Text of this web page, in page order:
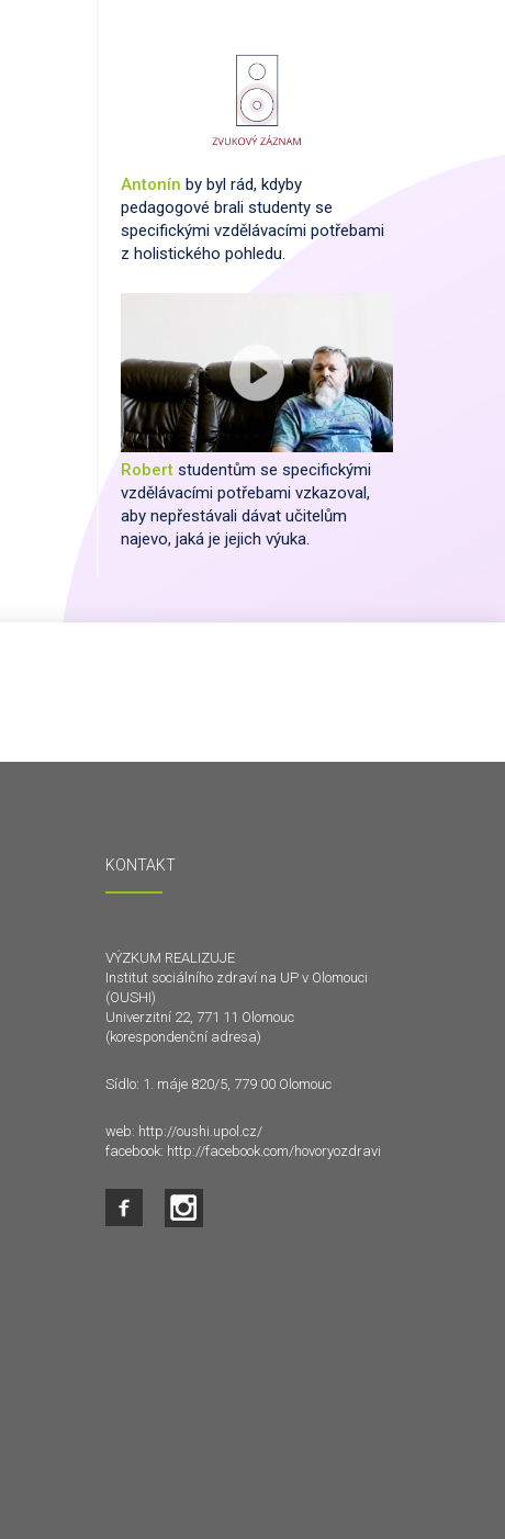
Antonín by byl rád, kdyby
pedagogové brali studenty se
specifickými vzdělávacími potřebami
z holistického pohledu.
Robert studentům se specifickými
vzdělávacími potřebami vzkazoval,
aby nepřestávali dávat učitelům
najevo, jaká je jejich výuka.
KONTAKT
VÝZKUM REALIZUJE
Institut sociálního zdraví na UP v Olomouci
(OUSHI)
Univerzitní 22, 771 11 Olomouc
(korespondenční adresa)
Sídlo: 1. máje 820/5, 779 00 Olomouc
web: http://oushi.upol.cz/
facebook: http://facebook.com/hovoryozdravi